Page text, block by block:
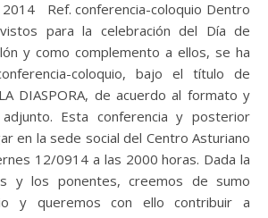
Ref. conferencia-coloquio Dentro
para la celebración del Día de
y como complemento a ellos, se ha
coloquio, bajo el título de
DIASPORA, de acuerdo al formato y
Esta conferencia y posterior
en la sede social del Centro Asturiano
12/0914 a las 2000 horas. Dada la
y los ponentes, creemos de sumo
y queremos con ello contribuir a